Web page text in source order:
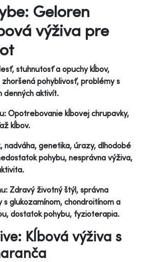
Geloren
výživa pre
stuhnutosť a opuchy kĺbov,
pohyblivosť, problémy s
denných aktivít.
Opotrebovanie kĺbovej chrupavky,
kĺbov.
nadváha, genetika, úrazy, dlhodobé
pohybu, nesprávna výživa,
Zdravý životný štýl, správna
glukozamínom, chondroitínom a
dostatok pohybu, fyzioterapia.
Kĺbová výživa s